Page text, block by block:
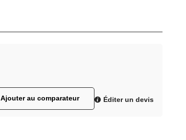
Ajouter au comparateur Éditer un devis